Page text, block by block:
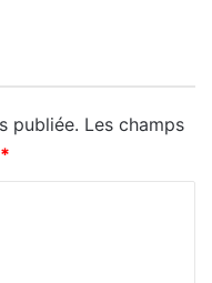
publiée. Les champs
*